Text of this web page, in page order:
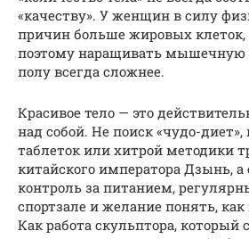
«качеству». У женщин в силу
причин больше жировых
поэтому наращивать мышечную
полу всегда сложнее.
Красивое тело — это
над собой. Не поиск «чудо-
таблеток или хитрой методики
китайского императора Дзынь,
контроль за питанием,
спортзале и желание понять, как
Как работа скульптора, который